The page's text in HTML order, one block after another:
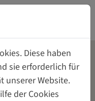
(1868-
Gründerinnen- und Unternehmerinnenzentrum
Diese haben
sie erforderlich für
unserer Website.
der Cookies